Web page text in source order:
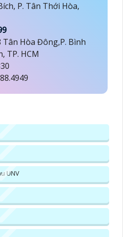
P. Tân Thới Hòa,
Tân Hòa Đông,P. Bình
TP. HCM
UNV